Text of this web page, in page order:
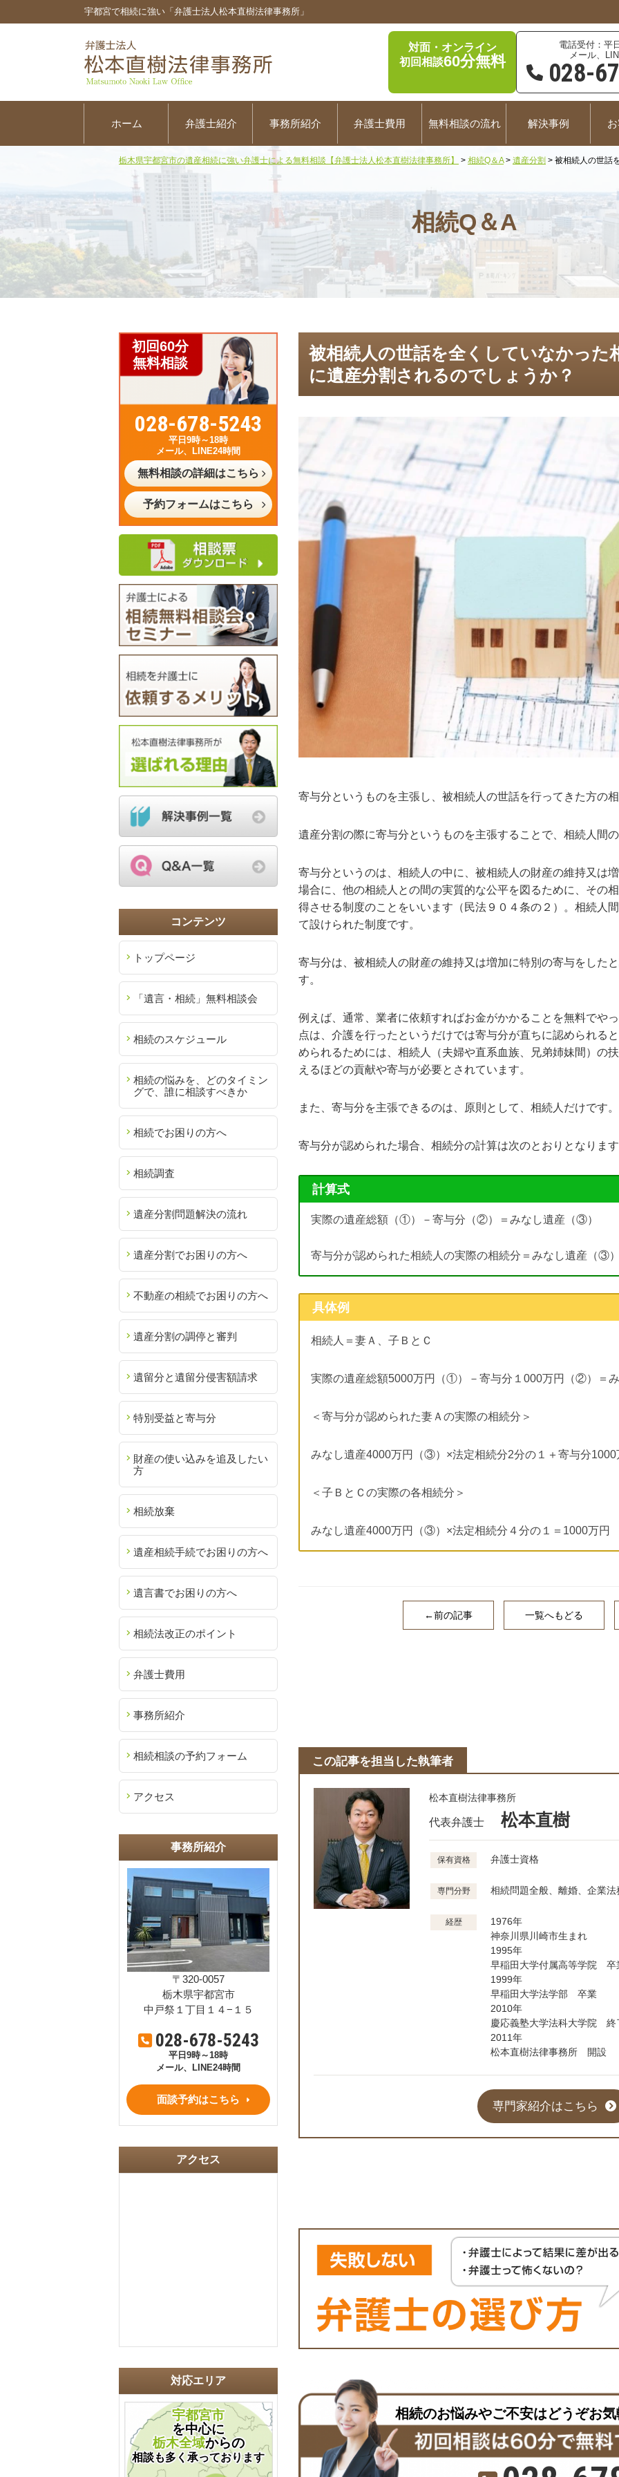
宇都宮で相続に強い「弁護士法人松本直樹法律事務所」
対面・オンライン
初回相談60分無料
平
メール、
028-
ホーム 弁護士紹介 事務所紹介 弁護士費用 無料相談の流れ 解決事例
栃木県宇都宮市の遺産相続に強い弁護士による無料相談【弁護士法人松本直樹法律事務所】 > 相続Q＆A> 遺産分割 > 被相続人の世話
相続Q＆A
被相続人の世話を全くしていなかった
に遺産分割されるのでしょうか？
寄与分というものを主張し、被相続人の世話を行ってきた方の
遺産分割の際に寄与分というものを主張することで、相続人間
寄与分というのは、相続人の中に、被相続人の財産の維持又は
場合に、他の相続人との間の実質的な公平を図るために、その
得させる制度のことをいいます（民法９０４条の２）。相続人
て設けられた制度です。
寄与分は、被相続人の財産の維持又は増加に特別の寄与をした
す。
例えば、通常、業者に依頼すればお金がかかることを無料でや
点は、介護を行ったというだけでは寄与分が直ちに認められる
められるためには、相続人（夫婦や直系血族、兄弟姉妹間）の
えるほどの貢献や寄与が必要とされています。
また、寄与分を主張できるのは、原則として、相続人だけです。
寄与分が認められた場合、相続分の計算は次のとおりとなります
計算式
実際の遺産総額（①）－寄与分（②）＝みなし遺産（③）
寄与分が認められた相続人の実際の相続分＝みなし遺産（③
具体例
相続人＝妻Ａ、子ＢとＣ
実際の遺産総額5000万円（①）－寄与分１000万円（②）
＜寄与分が認められた妻Ａの実際の相続分＞
みなし遺産4000万円（③）×法定相続分2分の１＋寄与分
＜子ＢとＣの実際の各相続分＞
みなし遺産4000万円（③）×法定相続分４分の１＝1000万円
←前の記事 一覧へもどる
この記事を担当した執筆者
松本直樹法律事務所
代表弁護士 松本直樹
保有資格 弁護士資格
専門分野 相続問題全般、離婚、企業法
経歴
1976年
神奈川県川崎市生まれ
1995年
早稲田大学付属高等学院 卒
1999年
早稲田大学法学部 卒業
2010年
慶応義塾大学法科大学院 終
2011年
松本直樹法律事務所 開設
専門家紹介はこちら
相続のお悩みやご不安はどうぞお気
初回60分
無料相談
028-678-5243
平日9時～18時
メール、LINE24時間
無料相談の詳細はこちら
予約フォームはこちら
コンテンツ
トップページ
「遺言・相続」無料相談会
相続のスケジュール
相続の悩みを、どのタイミン
グで、誰に相談すべきか
相続でお困りの方へ
相続調査
遺産分割問題解決の流れ
遺産分割でお困りの方へ
不動産の相続でお困りの方へ
遺産分割の調停と審判
遺留分と遺留分侵害額請求
特別受益と寄与分
財産の使い込みを追及したい
方
相続放棄
遺産相続手続でお困りの方へ
遺言書でお困りの方へ
相続法改正のポイント
弁護士費用
事務所紹介
相続相談の予約フォーム
アクセス
事務所紹介
〒320-0057
栃木県宇都宮市
中戸祭１丁目１４−１５
028-678-5243
平日9時～18時
メール、LINE24時間
面談予約はこちら
アクセス
対応エリア
宇都宮市
を中心に
栃木全域からの
相談も多く承っております